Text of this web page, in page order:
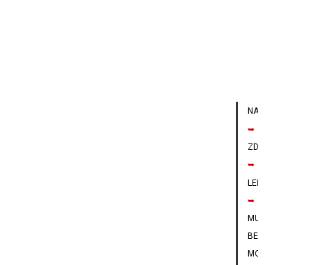
NAVIGÁCIA
➥
ZDRAVIE
➥
LEKÁR
➥
MUDR.
BEATA
MOSNÁ